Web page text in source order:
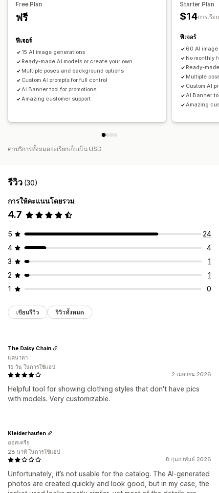
การครอบตัด
Free Plan
ฟรี
ฟีเจอร์
15 AI image generations
Ready-made AI models or create your own
Multiple poses and background options
Custom AI prompts for full control
AI Banner tool for promotions
Amazing customer support
Starter Plan
$14การเรีย
ฟีเจอร์
60 AI
No monthly
Ready-
Multiple
Custom AI
AI Banner
Amazing
ค่าบริการทั้งหมดจะเรียกเก็บเป็น USD
รีวิว (30)
การให้คะแนนโดยรวม
4.7
5
24
4
4
3
1
2
1
1
0
เขียนรีวิว รีวิวทั้งหมด
2 เมษายน 2026
Helpful tool for showing clothing styles that don't have pics
with models. Very customizable.
The Daisy Chain
แคนาดา
15 วัน ในการใช้แอป
8 กุมภาพันธ์ 2026
Unfortunately, it’s not usable for the catalog. The AI-generated
photos are created quickly and look good, but in my case, the
Kleiderhaufen
ออสเตรีย
28 นาที ในการใช้แอป